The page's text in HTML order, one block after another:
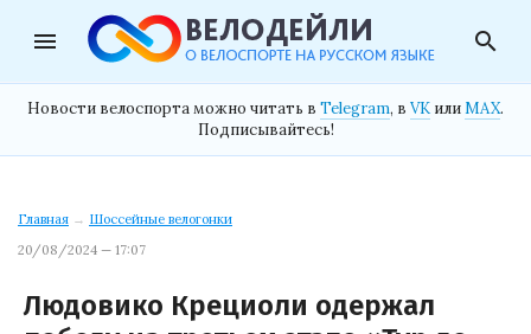
menu search
Новости велоспорта можно читать в Telegram, в VK илиMAX.
Подписывайтесь!
Главная → Шоссейные велогонки
20/08/2024 — 17:07
Людовико Крециоли одержал